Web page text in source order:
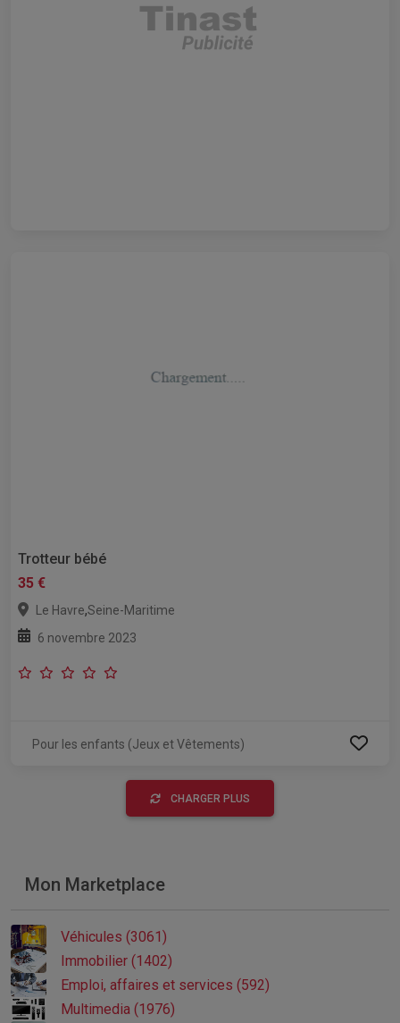
Trotteur bébé
35 €
Le Havre,Seine-Maritime
6 novembre 2023
Pour les enfants (Jeux et Vêtements)
CHARGER PLUS
Mon Marketplace
Véhicules (3061)
Immobilier (1402)
Emploi, affaires et services (592)
Multimedia (1976)